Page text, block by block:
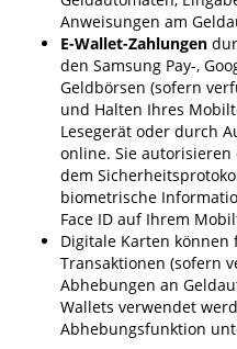
Anweisungen am
E-Wallet-Zahlungen
den Samsung Pay-,
Geldbörsen (sofern
und Halten Ihres
Lesegerät oder durch
online. Sie
dem
biometrische
Face ID auf Ihrem
Digitale Karten können
Transaktionen (sofern
Abhebungen an
Wallets verwendet
Abhebungsfunktion